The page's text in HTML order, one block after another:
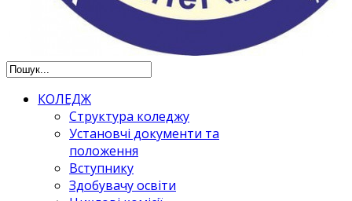
КОЛЕДЖ
Структура коледжу
Установчі документи та
положення
Вступнику
Здобувачу освіти